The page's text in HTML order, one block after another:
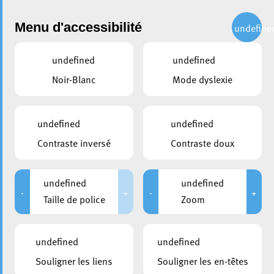
Administration
nouvel itinéraire à emprunter
24 juin 2021
Menu d'accessibilité
undefined
Noir-Blanc
undefined
Mode dyslexie
undefined
Contraste inversé
undefined
Contraste doux
-
undefined
Taille de police
+ -
undefined
Zoom
+
undefined
Souligner les liens
undefined
Souligner les en-têtes